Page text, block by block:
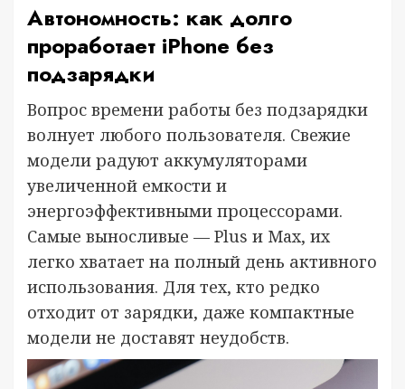
Автономность: как долго
проработает iPhone без
подзарядки
Вопрос времени работы без подзарядки
волнует любого пользователя. Свежие
модели радуют аккумуляторами
увеличенной емкости и
энергоэффективными процессорами.
Самые выносливые — Plus и Max, их
легко хватает на полный день активного
использования. Для тех, кто редко
отходит от зарядки, даже компактные
модели не доставят неудобств.